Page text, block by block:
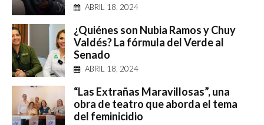
ABRIL 18, 2024
¿Quiénes son Nubia Ramos y Chuy
Valdés? La fórmula del Verde al
Senado
ABRIL 18, 2024
“Las Extrañas Maravillosas”, una
obra de teatro que aborda el tema
del feminicidio